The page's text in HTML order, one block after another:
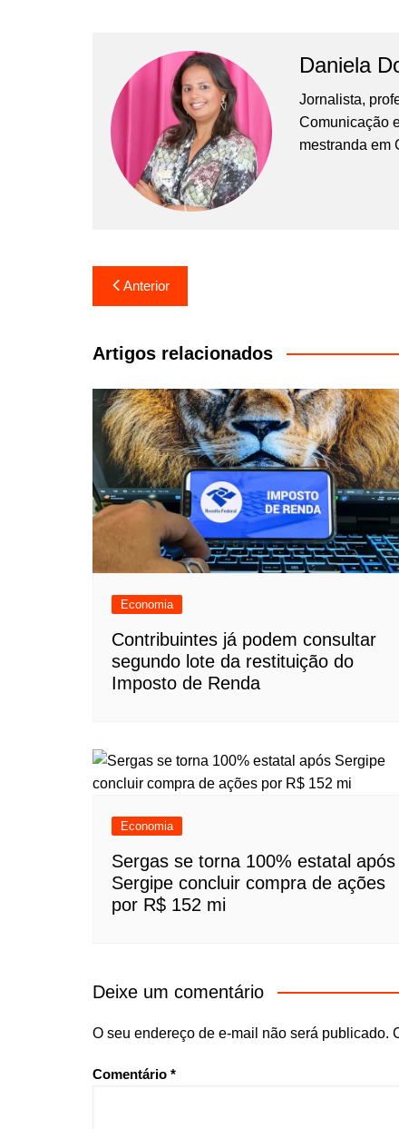
Daniela
Jornalista,
Comunicação
mestranda em
Navegação
de
Post
Anterior
Artigos relacionados
Economia
Contribuintes já podem consultar
segundo lote da restituição do
Imposto de Renda
Economia
Sergas se torna 100% estatal após
Sergipe concluir compra de ações
por R$ 152 mi
Deixe um comentário
O seu endereço de e-mail não será publicado.
Comentário *